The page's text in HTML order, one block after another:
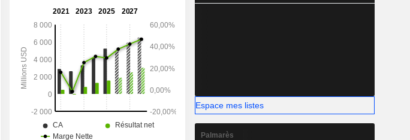
Espace mes listes
Palmarès